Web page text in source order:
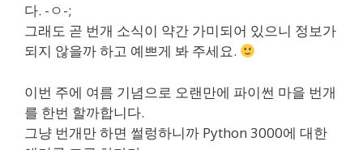
다. -ㅇ-;
그래도 곧 번개 소식이 약간 가미되어 있으니 정보가
되지 않을까 하고 예쁘게 봐 주세요.
이번 주에 여름 기념으로 오랜만에 파이썬 마을 번개
를 한번 할까합니다.
그냥 번개만 하면 썰렁하니까 Python 3000에 대한